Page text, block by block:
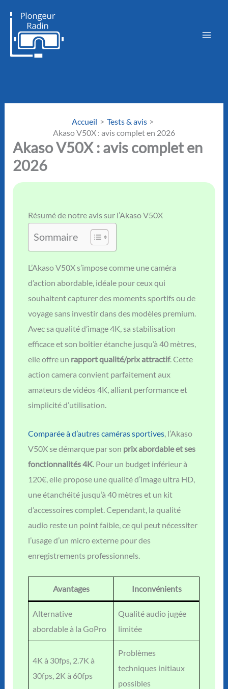
contenu
Accueil
Tests & avis
Akaso V50X : avis complet en 2026
Akaso V50X : avis complet en
2026
Résumé de notre avis sur l’Akaso V50X
Sommaire
L’Akaso V50X s’impose comme une caméra
d’action abordable, idéale pour ceux qui
souhaitent capturer des moments sportifs ou de
voyage sans investir dans des modèles premium.
Avec sa qualité d’image 4K, sa stabilisation
efficace et son boîtier étanche jusqu’à 40 mètres,
elle offre un rapport qualité/prix attractif. Cette
action camera convient parfaitement aux
amateurs de vidéos 4K, alliant performance et
simplicité d’utilisation.
Comparée à d’autres caméras sportives, l’Akaso
V50X se démarque par son prix abordable et ses
fonctionnalités 4K. Pour un budget inférieur à
120€, elle propose une qualité d’image ultra HD,
une étanchéité jusqu’à 40 mètres et un kit
d’accessoires complet. Cependant, la qualité
audio reste un point faible, ce qui peut nécessiter
l’usage d’un micro externe pour des
enregistrements professionnels.
Avantages Inconvénients
Alternative
abordable à la GoPro
Qualité audio jugée
limitée
4K à 30fps, 2.7K à
30fps, 2K à 60fps
Problèmes
techniques initiaux
possibles